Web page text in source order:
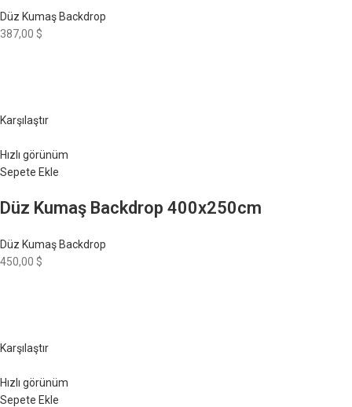
Düz Kumaş Backdrop
387,00 $
Karşılaştır
Hızlı görünüm
Sepete Ekle
Düz Kumaş Backdrop 400x250cm
Düz Kumaş Backdrop
450,00 $
Karşılaştır
Hızlı görünüm
Sepete Ekle